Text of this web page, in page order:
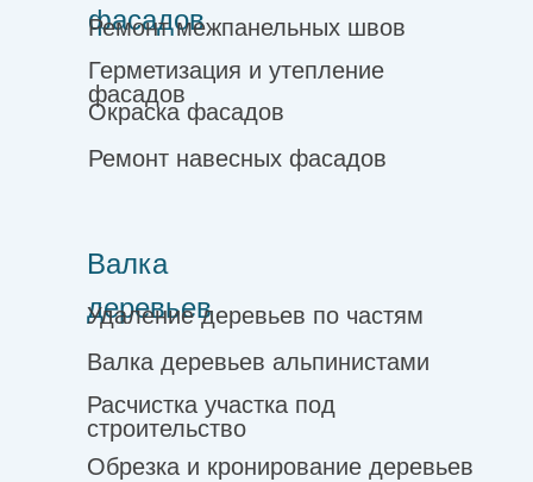
фасадов
Ремонт межпанельных швов
Герметизация и утепление
фасадов
Окраска фасадов
Ремонт навесных фасадов
Валка
деревьев
Удаление деревьев по частям
Валка деревьев альпинистами
Расчистка участка под
строительство
Обрезка и кронирование деревьев